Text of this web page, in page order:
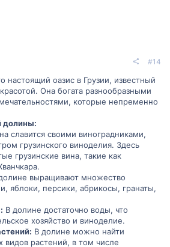
#14
настоящий оазис в Грузии, известный
Она богата разнообразными
которые непременно
долины:
славится своими виноградниками,
грузинского виноделия. Здесь
грузинские вина, такие как
выращивают множество
яблоки, персики, абрикосы, гранаты,
В долине достаточно воды, что
хозяйство и виноделие.
В долине можно найти
видов растений, в том числе